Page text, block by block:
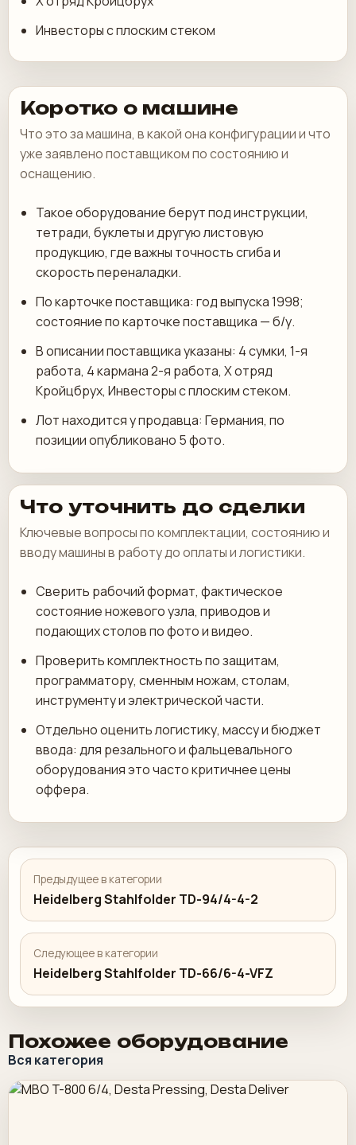
Инвесторы с плоским стеком
Коротко о машине
Что это за машина, в какой она конфигурации и что
уже заявлено поставщиком по состоянию и
оснащению.
Такое оборудование берут под инструкции,
тетради, буклеты и другую листовую
продукцию, где важны точность сгиба и
скорость переналадки.
По карточке поставщика: год выпуска 1998;
состояние по карточке поставщика — б/у.
В описании поставщика указаны: 4 сумки, 1-я
работа, 4 кармана 2-я работа, X отряд
Кройцбрух, Инвесторы с плоским стеком.
Лот находится у продавца: Германия, по
позиции опубликовано 5 фото.
Что уточнить до сделки
Ключевые вопросы по комплектации, состоянию и
вводу машины в работу до оплаты и логистики.
Сверить рабочий формат, фактическое
состояние ножевого узла, приводов и
подающих столов по фото и видео.
Проверить комплектность по защитам,
программатору, сменным ножам, столам,
инструменту и электрической части.
Отдельно оценить логистику, массу и бюджет
ввода: для резального и фальцевального
оборудования это часто критичнее цены
оффера.
Предыдущее в категории
Heidelberg Stahlfolder TD-94/4-4-2
Следующее в категории
Heidelberg Stahlfolder TD-66/6-4-VFZ
Похожее оборудование
Вся категория